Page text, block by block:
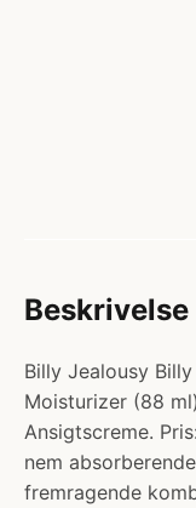
Beskrivelse
Billy Jealousy
Moisturizer (88
Ansigtscreme.
nem
fremragende